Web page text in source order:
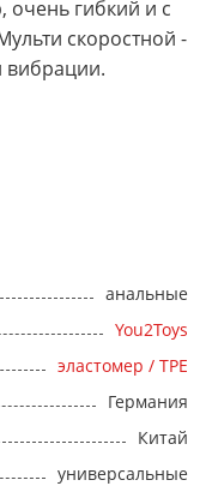
очень гибкий и с
скоростной -
вибрации.
анальные
You2Toys
эластомер / TPE
Германия
Китай
универсальные